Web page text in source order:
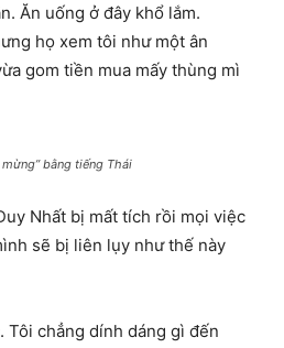
Ăn uống ở đây khổ lắm.
họ xem tôi như một ân
gom tiền mua mấy thùng mì
bằng tiếng Thái
Nhất bị mất tích rồi mọi việc
sẽ bị liên lụy như thế này
Tôi chẳng dính dáng gì đến